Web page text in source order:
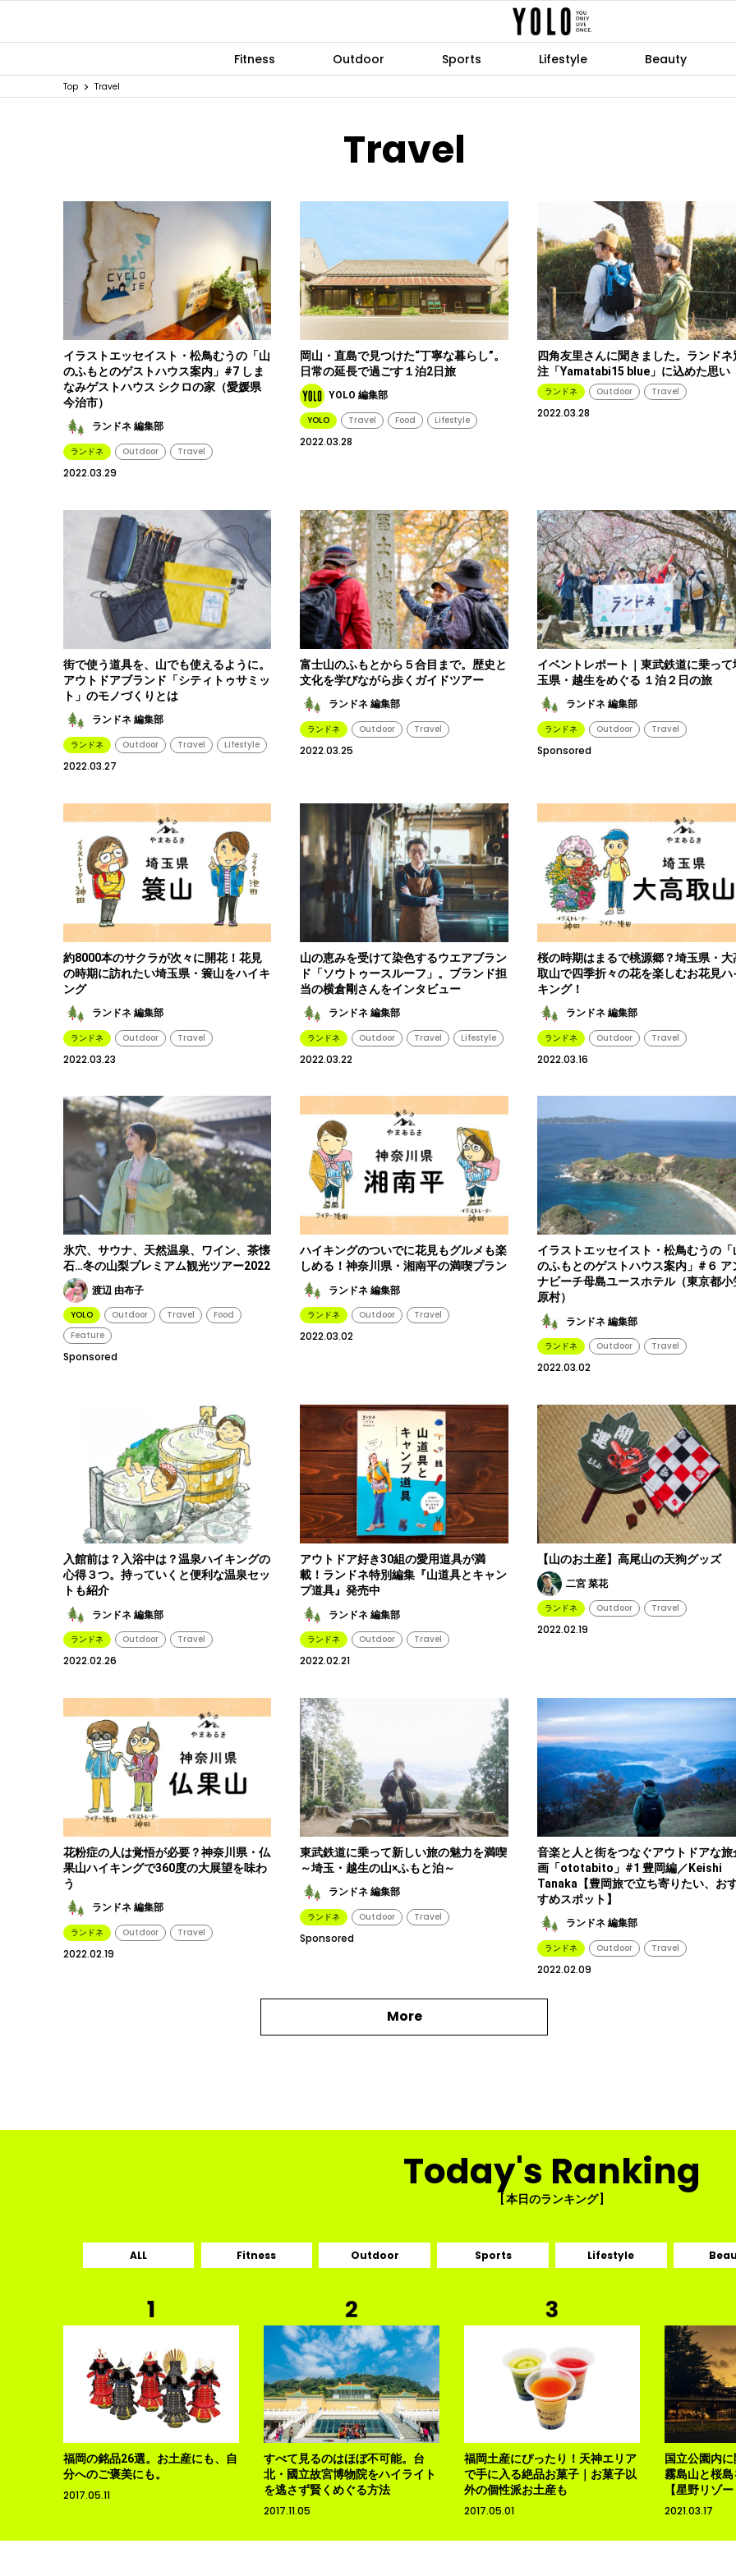
Fitness Outdoor Sports Lifestyle Beauty
Top Travel
Travel
イラストエッセイスト・松鳥むうの「山
のふもとのゲストハウス案内」#7 しま
なみゲストハウス シクロの家（愛媛県
今治市）
ランドネ 編集部
ランドネ Outdoor Travel
2022.03.29
岡山・直島で見つけた“丁寧な暮らし”。
日常の延長で過ごす１泊2日旅
YOLO 編集部
YOLO Travel Food Lifestyle
2022.03.28
四角友里さんに聞きました。ランドネ
注「Yamatabi15 blue」に込めた思い
ランドネ Outdoor Travel
2022.03.28
街で使う道具を、山でも使えるように。
アウトドアブランド「シティトゥサミッ
ト」のモノづくりとは
ランドネ 編集部
ランドネ Outdoor Travel Lifestyle
2022.03.27
富士山のふもとから５合目まで。歴史と
文化を学びながら歩くガイドツアー
ランドネ 編集部
ランドネ Outdoor Travel
2022.03.25
イベントレポート｜東武鉄道に乗って
玉県・越生をめぐる １泊２日の旅
ランドネ 編集部
ランドネ Outdoor Travel
Sponsored
約8000本のサクラが次々に開花！花見
の時期に訪れたい埼玉県・簑山をハイキ
ング
ランドネ 編集部
ランドネ Outdoor Travel
2022.03.23
山の恵みを受けて染色するウエアブラン
ド「ソウトゥースルーフ」。ブランド担
当の横倉剛さんをインタビュー
ランドネ 編集部
ランドネ Outdoor Travel Lifestyle
2022.03.22
桜の時期はまるで桃源郷？埼玉県・大
取山で四季折々の花を楽しむお花見ハ
キング！
ランドネ 編集部
ランドネ Outdoor Travel
2022.03.16
氷穴、サウナ、天然温泉、ワイン、茶懐
石…冬の山梨プレミアム観光ツアー2022
渡辺 由布子
YOLO Outdoor Travel
Food
Feature
Sponsored
ハイキングのついでに花見もグルメも楽
しめる！神奈川県・湘南平の満喫プラン
ランドネ 編集部
ランドネ Outdoor Travel
2022.03.02
イラストエッセイスト・松鳥むうの「
のふもとのゲストハウス案内」#６ ア
ナビーチ母島ユースホテル（東京都小
原村）
ランドネ 編集部
ランドネ Outdoor Travel
2022.03.02
入館前は？入浴中は？温泉ハイキングの
心得３つ。持っていくと便利な温泉セッ
トも紹介
ランドネ 編集部
ランドネ Outdoor Travel
2022.02.26
アウトドア好き30組の愛用道具が満
載！ランドネ特別編集『山道具とキャン
プ道具』発売中
ランドネ 編集部
ランドネ Outdoor Travel
2022.02.21
【山のお土産】高尾山の天狗グッズ
二宮 菜花
ランドネ Outdoor Travel
2022.02.19
花粉症の人は覚悟が必要？神奈川県・仏
果山ハイキングで360度の大展望を味わ
う
ランドネ 編集部
ランドネ Outdoor Travel
2022.02.19
東武鉄道に乗って新しい旅の魅力を満喫
～埼玉・越生の山×ふもと泊～
ランドネ 編集部
ランドネ Outdoor Travel
Sponsored
音楽と人と街をつなぐアウトドアな旅
画「ototabito」#1 豊岡編／Keishi
Tanaka【豊岡旅で立ち寄りたい、お
すめスポット】
ランドネ 編集部
ランドネ Outdoor Travel
2022.02.09
More
Today's Ranking
[ 本日のランキング ]
ALL Fitness Outdoor Sports Lifestyle
福岡の銘品26選。お土産にも、自
分へのご褒美にも。
2017.05.11
すべて見るのはほぼ不可能。台
北・國立故宮博物院をハイライト
を逃さず賢くめぐる方法
2017.11.05
福岡土産にぴったり！天神エリア
で手に入る絶品お菓子｜お菓子以
外の個性派お土産も
2017.05.01
国立公園内
霧島山と桜
【星野リゾ
2021.03.17